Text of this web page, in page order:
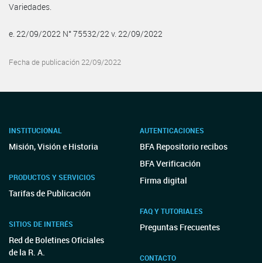
Variedades.
e. 22/09/2022 N° 75532/22 v. 22/09/2022
Fecha de publicación 22/09/2022
INSTITUCIONAL
Misión, Visión e Historia
PRODUCTOS Y SERVICIOS
Tarifas de Publicación
SITIOS DE INTERÉS
Red de Boletines Oficiales
de la R. A.
AUTENTICACIONES
BFA Repositorio recibos
BFA Verificación
Firma digital
FAQ Y TUTORIALES
Preguntas Frecuentes
CONTACTO